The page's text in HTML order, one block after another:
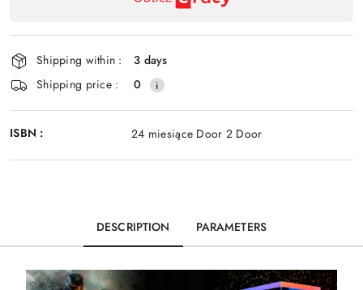
and
delivery
Shipping within :
3 days
Shipping price :
0
ISBN : 24 miesiące Door 2 Door
DESCRIPTION PARAMETERS